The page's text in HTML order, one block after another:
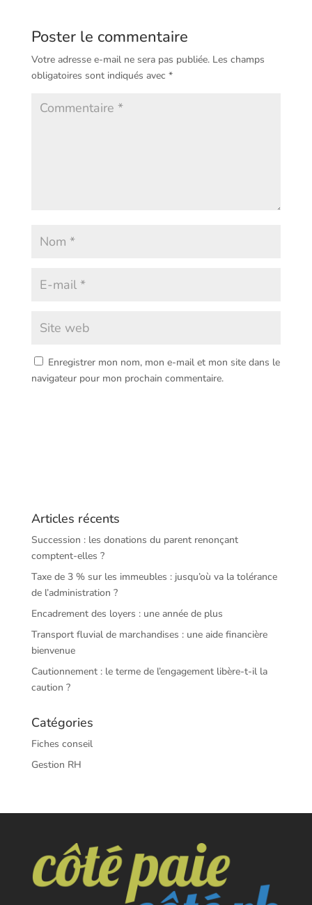
Poster le commentaire
Votre adresse e-mail ne sera pas publiée. Les champs
obligatoires sont indiqués avec *
Enregistrer mon nom, mon e-mail et mon site dans le
navigateur pour mon prochain commentaire.
Articles récents
Succession : les donations du parent renonçant
comptent-elles ?
Taxe de 3 % sur les immeubles : jusqu’où va la tolérance
de l’administration ?
Encadrement des loyers : une année de plus
Transport fluvial de marchandises : une aide financière
bienvenue
Cautionnement : le terme de l’engagement libère-t-il la
caution ?
Catégories
Fiches conseil
Gestion RH